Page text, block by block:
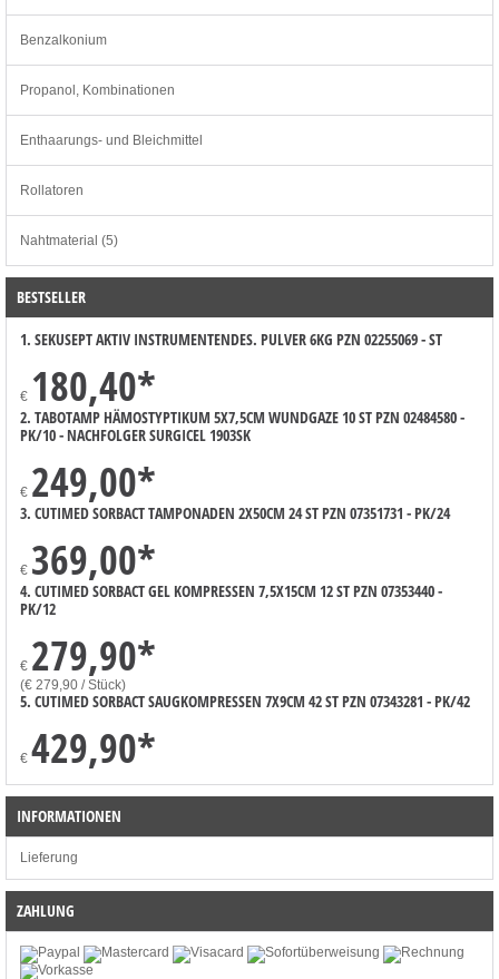
Benzalkonium
Propanol, Kombinationen
Enthaarungs- und Bleichmittel
Rollatoren
Nahtmaterial (5)
BESTSELLER
1. SEKUSEPT AKTIV INSTRUMENTENDES. PULVER 6KG PZN 02255069 - ST
€ 180,40*
2. TABOTAMP HÄMOSTYPTIKUM 5X7,5CM WUNDGAZE 10 ST PZN 02484580 -
PK/10 - NACHFOLGER SURGICEL 1903SK
€ 249,00*
3. CUTIMED SORBACT TAMPONADEN 2X50CM 24 ST PZN 07351731 - PK/24
€ 369,00*
4. CUTIMED SORBACT GEL KOMPRESSEN 7,5X15CM 12 ST PZN 07353440 -
PK/12
€ 279,90*
(€ 279,90 / Stück)
5. CUTIMED SORBACT SAUGKOMPRESSEN 7X9CM 42 ST PZN 07343281 - PK/42
€ 429,90*
INFORMATIONEN
Lieferung
ZAHLUNG